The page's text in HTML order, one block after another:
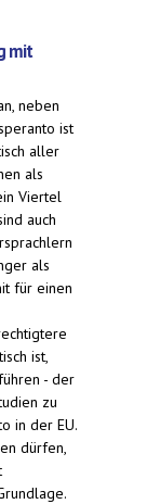
mit
neben
ist
aller
als
Viertel
auch
als
für einen
ist,
- der
zu
in der EU.
dürfen,